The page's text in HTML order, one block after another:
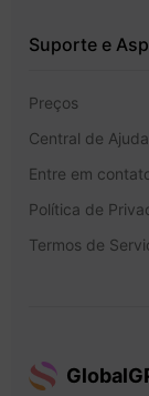
Suporte e
Preços
Central de Ajuda
Entre em
Política de
Termos de